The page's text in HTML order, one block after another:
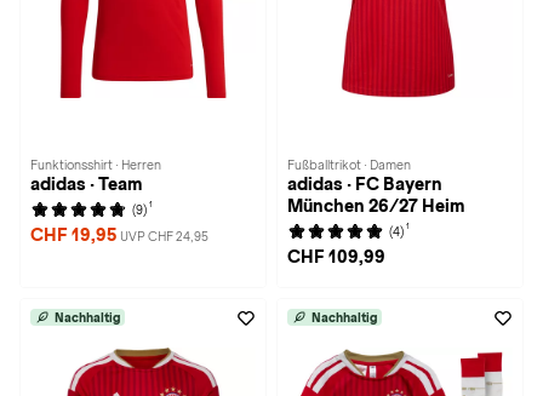
Funktionsshirt · Herren
adidas · Team
(9) 1
CHF 19,95 UVP CHF 24,95
Fußballtrikot · Damen
adidas · FC Bayern
München 26/27 Heim
(4) 1
CHF 109,99
Nachhaltig Nachhaltig